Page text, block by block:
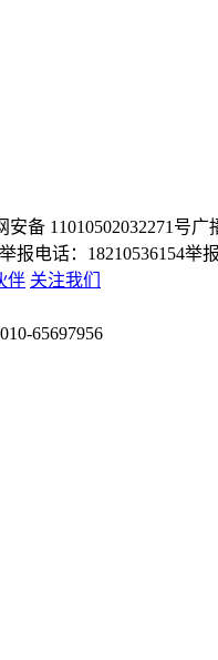
安备 11010502032271号广
报电话：18210536154举
伴 关注我们
65697956